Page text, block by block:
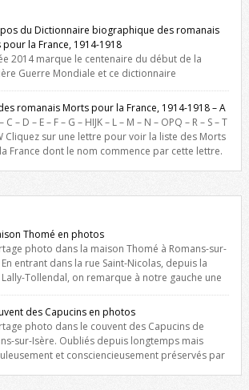
du Dictionnaire biographique des romanais
la France, 1914-1918
2014 marque le centenaire du début de la
Guerre Mondiale et ce dictionnaire
hommage aux romanais Morts pour la
La base de cette recherche historique est
gravés sur les plaques commémoratives de
du Dauphiné et du lycée Triboulet, […]
romanais Morts pour la France, 1914-1918 – A
C – D – E – F – G – HIJK – L – M – N – OPQ – R – S – T
Cliquez sur une lettre pour voir la liste des Morts
France dont le nom commence par cette lettre.
Thomé en photos
photo dans la maison Thomé à Romans-sur-
En entrant dans la rue Saint-Nicolas, depuis la
Tollendal, on remarque à notre gauche une
XVIè siècle. Les deux façades sont ornées de
Entre ces deux étages, on peut voir une
statue de la Vierge. […]
des Capucins en photos
photo dans le couvent des Capucins de
sur-Isère. Oubliés depuis longtemps mais
et consciencieusement préservés par